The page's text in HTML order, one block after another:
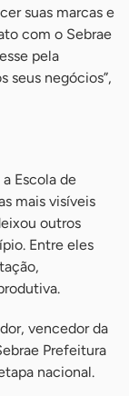
suas marcas e
com o Sebrae
pela
seus negócios”,
Escola de
mais visíveis
outros
Entre eles
vencedor da
Prefeitura
nacional.